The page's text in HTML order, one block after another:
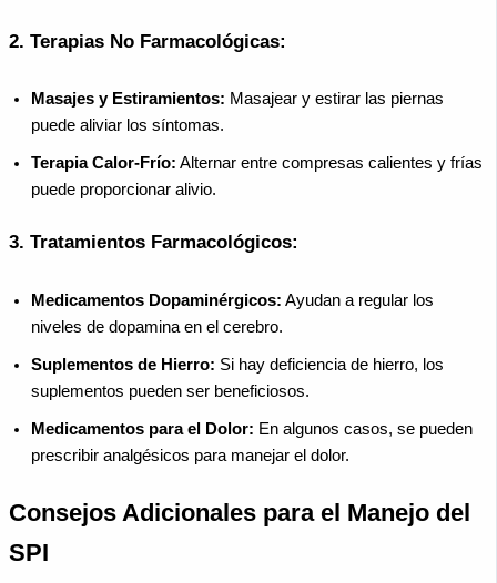
2. Terapias No Farmacológicas:
Masajes y Estiramientos: Masajear y estirar las piernas
puede aliviar los síntomas.
Terapia Calor-Frío: Alternar entre compresas calientes y frías
puede proporcionar alivio.
3. Tratamientos Farmacológicos:
Medicamentos Dopaminérgicos: Ayudan a regular los
niveles de dopamina en el cerebro.
Suplementos de Hierro: Si hay deficiencia de hierro, los
suplementos pueden ser beneficiosos.
Medicamentos para el Dolor: En algunos casos, se pueden
prescribir analgésicos para manejar el dolor.
Consejos Adicionales para el Manejo del
SPI